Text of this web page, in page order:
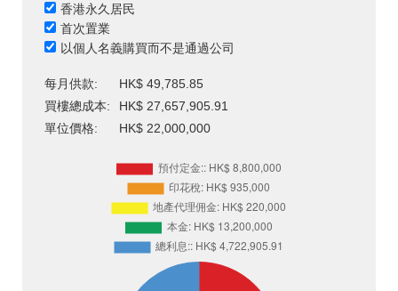
香港永久居民
首次置業
以個人名義購買而不是通過公司
每月供款:
HK$ 49,785.85
買樓總成本:
HK$ 27,657,905.91
單位價格:
HK$ 22,000,000